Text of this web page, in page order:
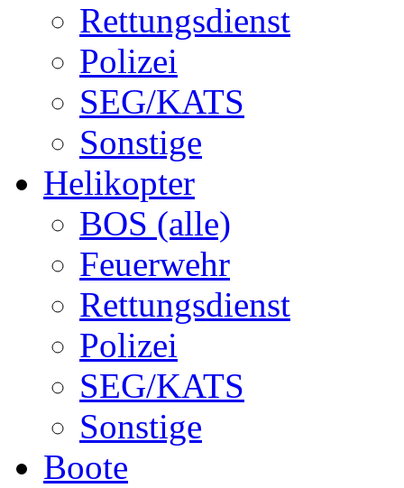
Rettungsdienst
Polizei
SEG/KATS
Sonstige
Helikopter
BOS (alle)
Feuerwehr
Rettungsdienst
Polizei
SEG/KATS
Sonstige
Boote